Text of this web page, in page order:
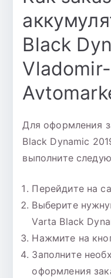
Black
Vladomir-
Для оформления
Black Dynamic
выполните
Перейдите на
Выберите
Varta Black
Нажмите на
Заполните
оформления